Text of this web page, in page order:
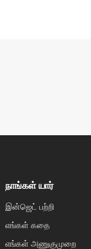
நாங்கள் யார்
இன்ஜெட் பற்றி
எங்கள் கதை
எங்கள் அணுகுமுறை